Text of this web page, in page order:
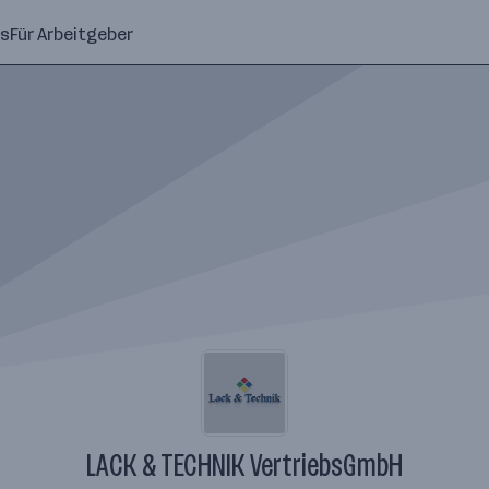
Für Arbeitgeber
LACK & TECHNIK VertriebsGmbH